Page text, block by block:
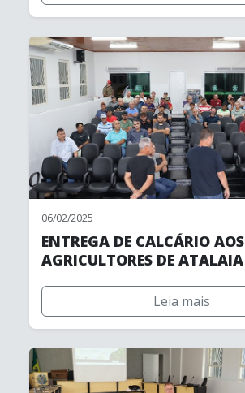
06/02/2025
ENTREGA DE CALCÁRIO AOS
AGRICULTORES DE ATALAIA
Leia mais